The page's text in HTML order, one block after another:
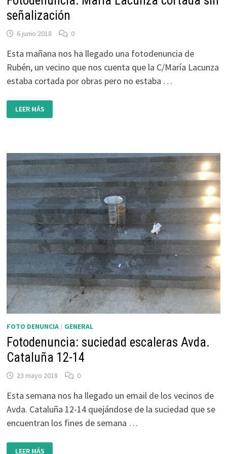
señalización
6 junio 2018 0
Esta mañana nos ha llegado una fotodenuncia de
Rubén, un vecino que nos cuenta que la C/María Lacunza
estaba cortada por obras pero no estaba …
FOTODENUNCIA:
MARÍA
LACUNZA
LEER MÁS
FOTO DENUNCIA/ GENERAL
Fotodenuncia: suciedad escaleras Avda.
Cataluña 12-14
23 mayo 2018 0
Esta semana nos ha llegado un email de los vecinos de
Avda. Cataluña 12-14 quejándose de la suciedad que se
encuentran los fines de semana …
FOTODENUNCIA:
LEER MÁS